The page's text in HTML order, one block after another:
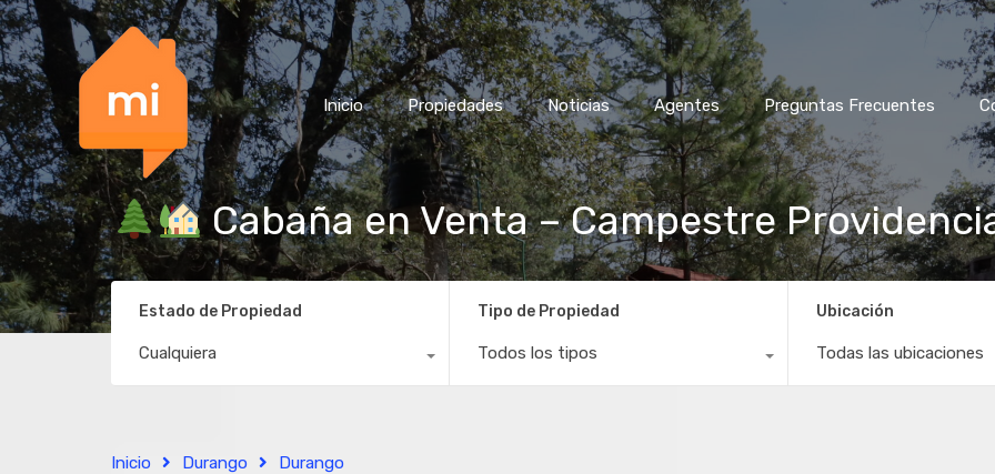
Inicio Propiedades Noticias Agentes Preguntas Frecuentes
Cabaña en Venta – Campestre
Estado de Propiedad
Cualquiera
Tipo de Propiedad
Todos los tipos
Ubicación
Todas las ubicaciones
Inicio Durango Durango